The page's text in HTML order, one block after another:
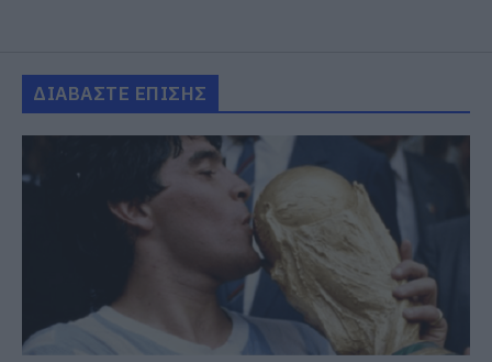
ΔΙΑΒΑΣΤΕ ΕΠΙΣΗΣ